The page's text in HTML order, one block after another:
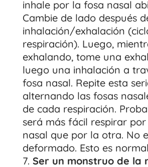
inhale por la fosa nasal
Cambie de lado después
inhalación/exhalación
respiración). Luego,
exhalando, tome una
luego una inhalación a
fosa nasal. Repite esta
alternando las fosas
de cada respiración.
será más fácil respirar
nasal que por la otra. No
deformado. Esto es
Ser un monstruo de la